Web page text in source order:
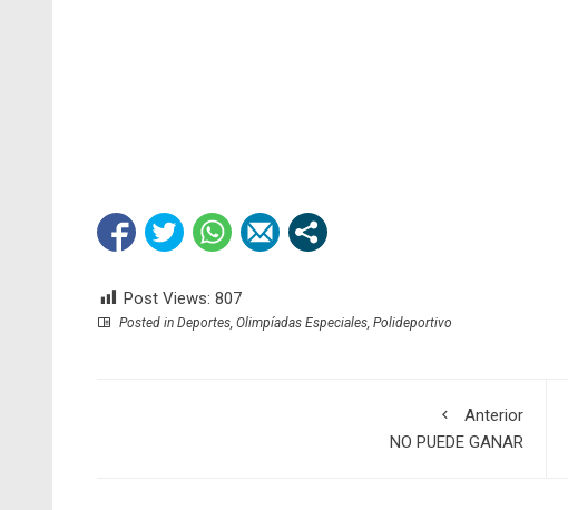
Post Views: 807
Posted in Deportes, Olimpíadas Especiales, Polideportivo
Anterior
NO PUEDE GANAR